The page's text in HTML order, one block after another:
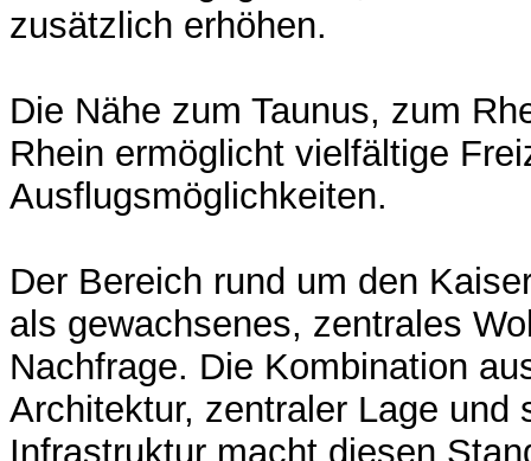
zusätzlich erhöhen.
Die Nähe zum Taunus, zum
Rhein ermöglicht vielfältige
Ausflugsmöglichkeiten.
Der Bereich rund um den
als gewachsenes, zentrales
Nachfrage. Die Kombination
Architektur, zentraler Lage und
Infrastruktur macht diesen